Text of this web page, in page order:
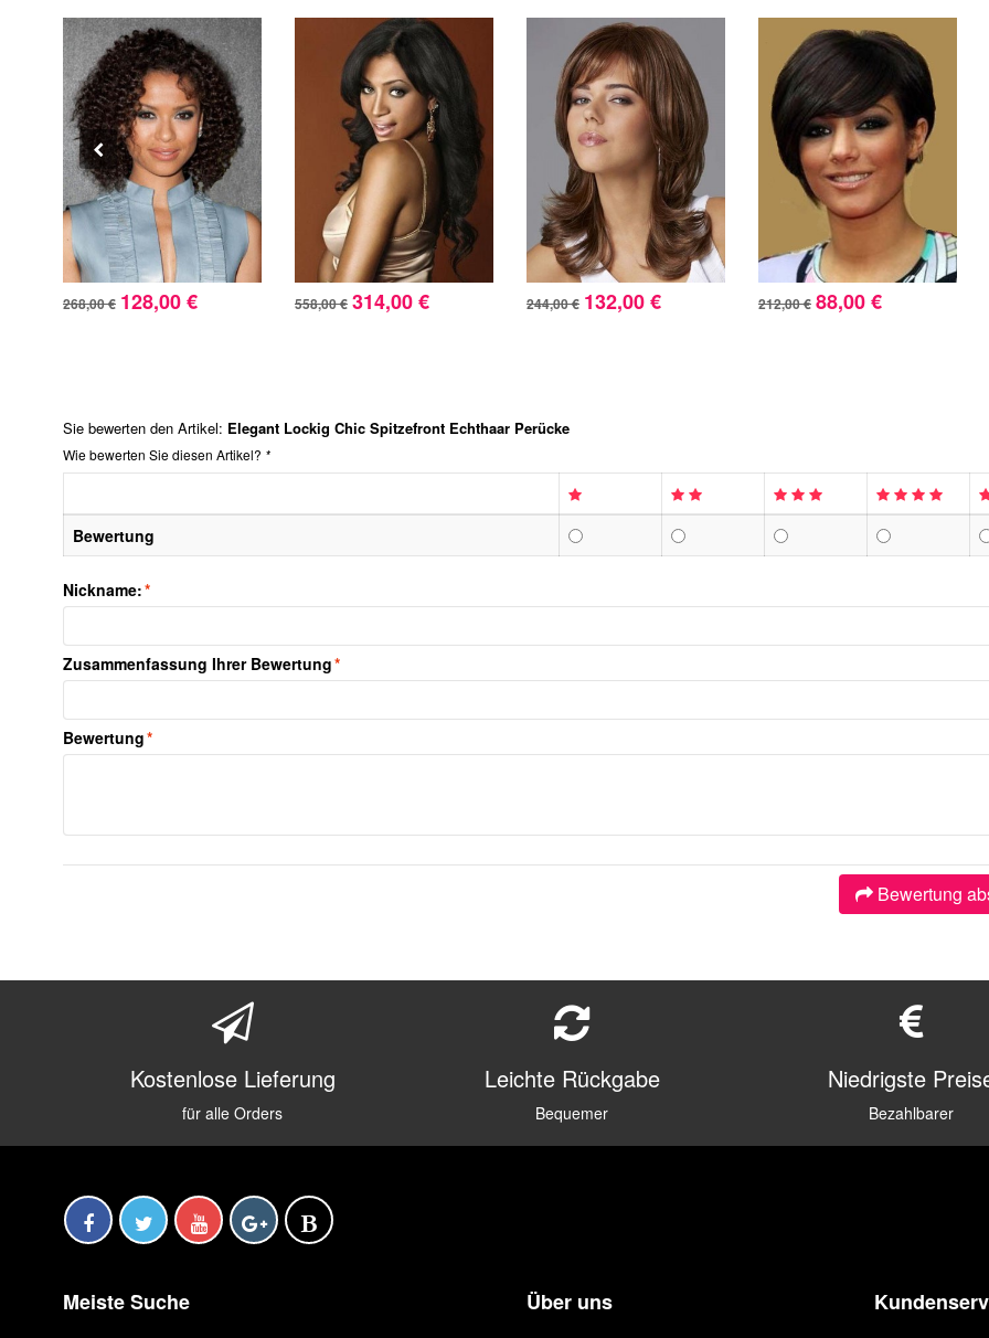
268,00 € 128,00 € 558,00 € 314,00 € 244,00 € 132,00 € 212,00 € 88,00 €
Sie bewerten den Artikel: Elegant Lockig Chic Spitzefront Echthaar Perücke
Wie bewerten Sie diesen Artikel? *
Bewertung
*
Nickname:
*
Zusammenfassung Ihrer Bewertung
*
Bewertung
Bewertung
Kostenlose Lieferung
für alle Orders
Leichte Rückgabe
Bequemer
Niedrigste
Bezahlbarer
Meiste Suche Über uns